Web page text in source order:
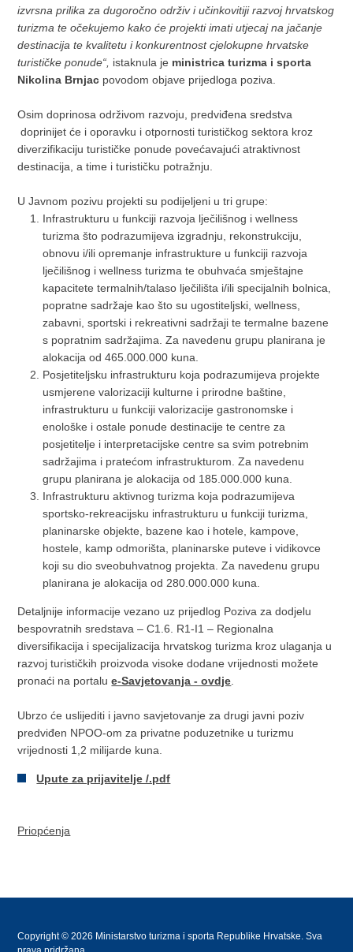
izvrsna prilika za dugoročno održiv i učinkovitiji razvoj hrvatskog
turizma te očekujemo kako će projekti imati utjecaj na jačanje
destinacija te kvalitetu i konkurentnost cjelokupne hrvatske
turističke ponude“, istaknula je ministrica turizma i sporta
Nikolina Brnjac povodom objave prijedloga poziva.
Osim doprinosa održivom razvoju, predviđena sredstva
doprinijet će i oporavku i otpornosti turističkog sektora kroz
diverzifikaciju turističke ponude povećavajući atraktivnost
destinacija, a time i turističku potražnju.
U Javnom pozivu projekti su podijeljeni u tri grupe:
Infrastrukturu u funkciji razvoja lječilišnog i wellness
turizma što podrazumijeva izgradnju, rekonstrukciju,
obnovu i/ili opremanje infrastrukture u funkciji razvoja
lječilišnog i wellness turizma te obuhvaća smještajne
kapacitete termalnih/talaso lječilišta i/ili specijalnih bolnica,
popratne sadržaje kao što su ugostiteljski, wellness,
zabavni, sportski i rekreativni sadržaji te termalne bazene
s popratnim sadržajima. Za navedenu grupu planirana je
alokacija od 465.000.000 kuna.
Posjetiteljsku infrastrukturu koja podrazumijeva projekte
usmjerene valorizaciji kulturne i prirodne baštine,
infrastrukturu u funkciji valorizacije gastronomske i
enološke i ostale ponude destinacije te centre za
posjetitelje i interpretacijske centre sa svim potrebnim
sadržajima i pratećom infrastrukturom. Za navedenu
grupu planirana je alokacija od 185.000.000 kuna.
Infrastrukturu aktivnog turizma koja podrazumijeva
sportsko-rekreacijsku infrastrukturu u funkciji turizma,
planinarske objekte, bazene kao i hotele, kampove,
hostele, kamp odmorišta, planinarske puteve i vidikovce
koji su dio sveobuhvatnog projekta. Za navedenu grupu
planirana je alokacija od 280.000.000 kuna.
Detaljnije informacije vezano uz prijedlog Poziva za dodjelu
bespovratnih sredstava – C1.6. R1-I1 – Regionalna
diversifikacija i specijalizacija hrvatskog turizma kroz ulaganja u
razvoj turističkih proizvoda visoke dodane vrijednosti možete
pronaći na portalue-Savjetovanja - ovdje
Ubrzo će uslijediti i javno savjetovanje za drugi javni poziv
predviđen NPOO-om za privatne poduzetnike u turizmu
vrijednosti 1,2 milijarde kuna.
Upute za prijavitelje /.pdf
Priopćenja
Copyright © 2026 Ministarstvo turizma i sporta Republike Hrvatske. Sva